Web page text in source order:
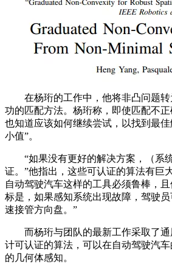
在杨珩的工作中，他将非凸问题转
功的匹配方法。杨珩称，即使匹配不
也知道应该如何继续尝试，以找到最
小值”。
“如果没有更好的解决方案，（系
证。”他指出，这些可认证的算法有巨
自动驾驶汽车这样的工具必须鲁棒，
标是，如果感知系统出现故障，驾驶
速接管方向盘。”
而杨珩与团队的最新工作采取了通
计可认证的算法，可以在自动驾驶汽
的几何体感知。